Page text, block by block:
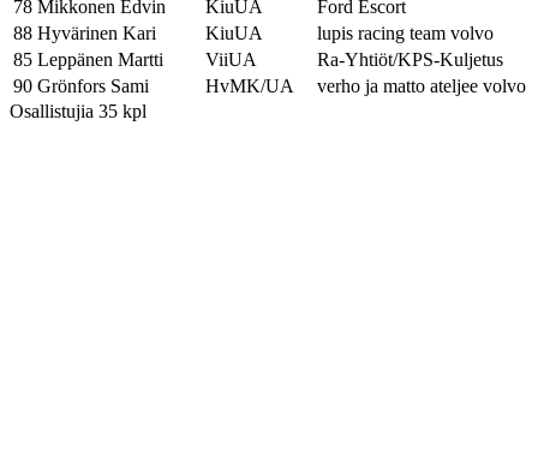
78 Mikkonen Edvin KiuUA
Ford Escort
88 Hyvärinen Kari KiuUA
lupis racing team volvo
85 Leppänen Martti ViiUA
Ra-Yhtiöt/KPS-Kuljetus
90 Grönfors Sami HvMK/UA
verho ja matto ateljee volvo
Osallistujia 35 kpl